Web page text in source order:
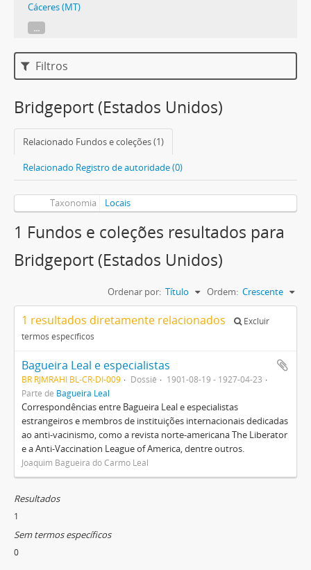
Cáceres (MT)
...
Filtros
Bridgeport (Estados Unidos)
Relacionado Fundos e coleções (1)
Relacionado Registro de autoridade (0)
Taxonomia Locais
1 Fundos e coleções resultados para
Bridgeport (Estados Unidos)
Ordenar por: Título Ordem: Crescente
1 resultados diretamente relacionados
Excluir
termos específicos
Bagueira Leal e especialistas
BR RJMRAHI BL-CR-DI-009 Dossiê
1901-08-19 - 1927-04-23
Parte de Bagueira Leal
Correspondências entre Bagueira Leal e especialistas
estrangeiros e membros de instituições internacionais dedicadas
ao anti-vacinismo, como a revista norte-americana The Liberator
e a Anti-Vaccination League of America, dentre outros.
Joaquim Bagueira do Carmo Leal
Resultados
1
Sem termos específicos
0